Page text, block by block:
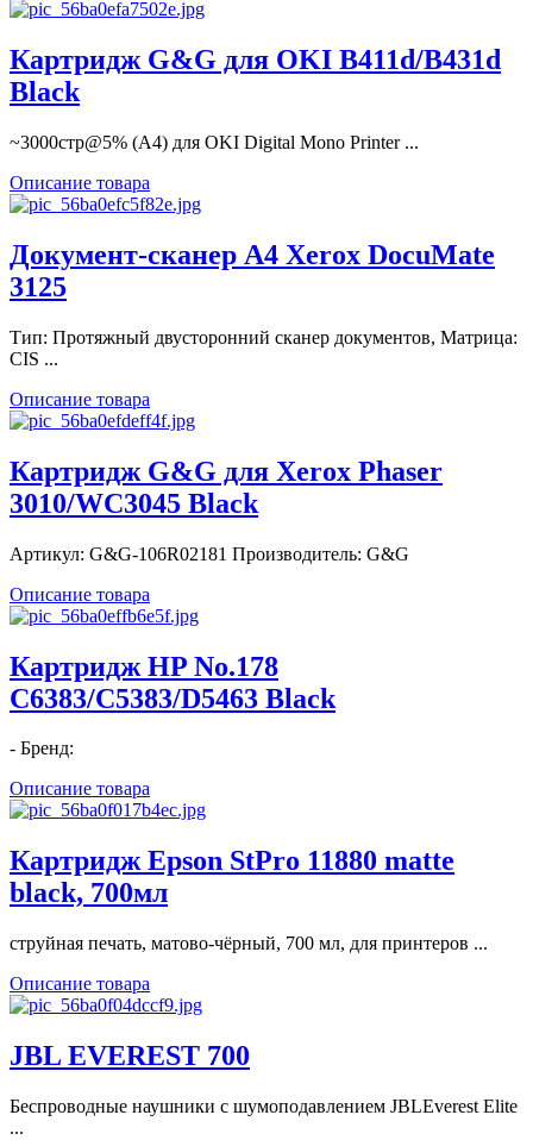
Картридж G&G для OKI B411d/B431d
Black
~3000стр@5% (A4) для OKI Digital Mono Printer ...
Описание товара
Документ-сканер A4 Xerox DocuMate
3125
Тип: Протяжный двусторонний сканер документов, Матрица:
CIS ...
Описание товара
Картридж G&G для Xerox Phaser
3010/WC3045 Black
Артикул: G&G-106R02181 Производитель: G&G
Описание товара
Картридж HP No.178
C6383/C5383/D5463 Black
- Бренд:
Описание товара
Картридж Epson StPro 11880 matte
black, 700мл
струйная печать, матово-чёрный, 700 мл, для принтеров ...
Описание товара
JBL EVEREST 700
Беспроводные наушники с шумоподавлением JBLEverest Elite
...